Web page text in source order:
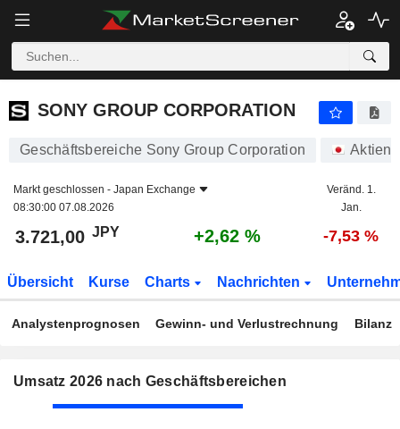
SONY GROUP CORPORATION
Geschäftsbereiche Sony Group Corporation Aktien
Markt geschlossen - Japan Exchange
08:30:00 07.08.2026
Veränd. 1.
Jan.
3.721,00 JPY +2,62 % -7,53 %
Übersicht Kurse Charts Nachrichten
Analystenprognosen Gewinn- und Verlustrechnung Bilanz
Umsatz 2026 nach Geschäftsbereichen